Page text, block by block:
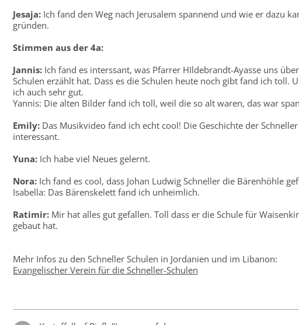
Jesaja: Ich fand den Weg nach Jerusalem spannend und wie er dazu
gründen.
Stimmen aus der 4a:
Jannis: Ich fand es interssant, was Pfarrer HIldebrandt-Ayasse uns
Schulen erzählt hat. Dass es die Schulen heute noch gibt fand ich toll.
ich auch sehr gut.
Yannis: Die alten Bilder fand ich toll, weil die so alt waren, das war
Emily: Das Musikvideo fand ich echt cool! Die Geschichte der
interessant.
Yuna: Ich habe viel Neues gelernt.
Nora: Ich fand es cool, dass Johan Ludwig Schneller die Bärenhöhle
Isabella: Das Bärenskelett fand ich unheimlich.
Ratimir: Mir hat alles gut gefallen. Toll dass er die Schule für
gebaut hat.
Mehr Infos zu den Schneller Schulen in Jordanien und im Libanon:
Evangelischer Verein für die Schneller-Schulen